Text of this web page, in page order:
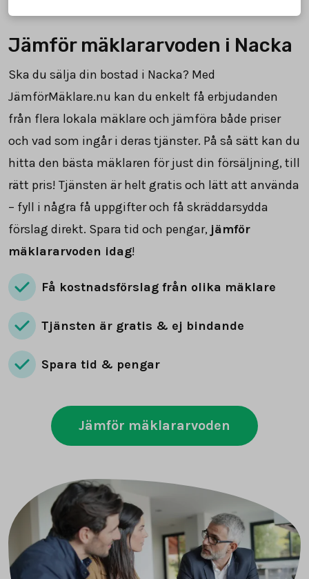
Jämför mäklararvoden i Nacka
Ska du sälja din bostad i Nacka? Med
JämförMäklare.nu kan du enkelt få erbjudanden
från flera lokala mäklare och jämföra både priser
och vad som ingår i deras tjänster. På så sätt kan du
hitta den bästa mäklaren för just din försäljning, till
rätt pris! Tjänsten är helt gratis och lätt att använda
– fyll i några få uppgifter och få skräddarsydda
förslag direkt. Spara tid och pengar, jämför
mäklararvoden idag!
Få kostnadsförslag från olika mäklare
Tjänsten är gratis & ej bindande
Spara tid & pengar
Jämför mäklararvoden